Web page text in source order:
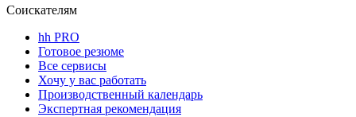
Соискателям
hh PRO
Готовое резюме
Все сервисы
Хочу у вас работать
Производственный календарь
Экспертная рекомендация